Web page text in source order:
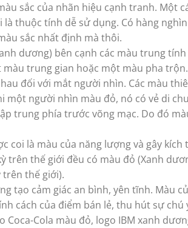
sắc của nhãn hiệu cạnh tranh. Một
thuộc tính dễ sử dụng. Có hàng
sắc nhất định mà thôi.
dương) bên cạnh các màu trung
trung gian hoặc một màu pha
đối với mắt người nhìn. Các màu
người nhìn màu đỏ, nó có vẻ di
trung phía trước võng mạc. Do đó
coi là màu của năng lượng và gây
trên thế giới đều có màu đỏ (Xanh
trên thế giới).
tạo cảm giác an bình, yên tĩnh. Màu
cách của điểm bán lẻ, thu hút sự chú
Cola màu đỏ, logo IBM xanh